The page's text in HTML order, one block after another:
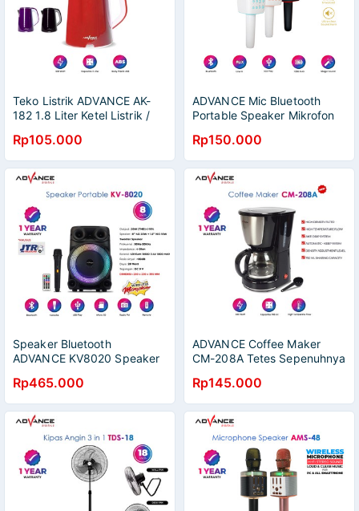
Teko Listrik ADVANCE AK-
182 1.8 Liter Ketel Listrik /
Resmi 1 Tahun
Rp105.000
ADVANCE Mic Bluetooth
Portable Speaker Mikrofon
Rp150.000
Speaker Bluetooth
ADVANCE KV8020 Speaker
Mic Wireless
Rp465.000
ADVANCE Coffee Maker
CM-208A Tetes Sepenuhnya
Filter Isolasi Teh
Rp145.000